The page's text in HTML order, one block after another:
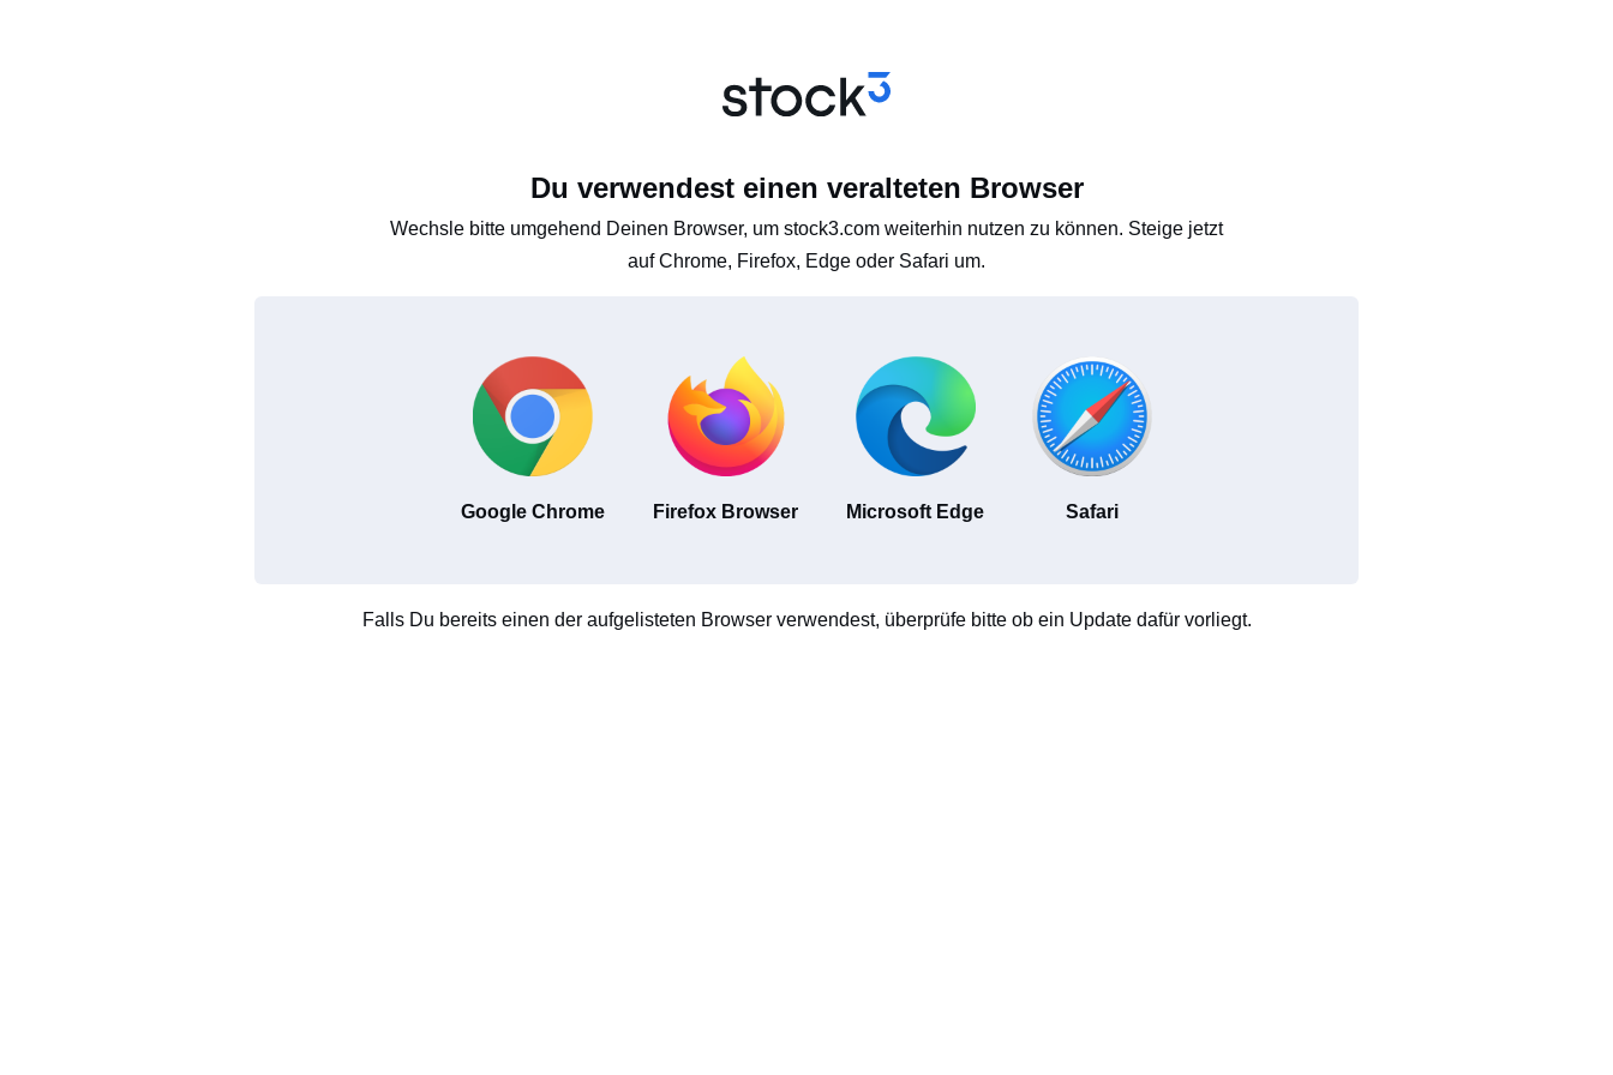
Du verwendest einen veralteten Browser
Wechsle bitte umgehend Deinen Browser, um stock3.com weiterhin nutzen zu können. Steige jetzt
auf Chrome, Firefox, Edge oder Safari um.
Google Chrome Firefox Browser Microsoft Edge Safari
Falls Du bereits einen der aufgelisteten Browser verwendest, überprüfe bitte ob ein Update dafür vorliegt.